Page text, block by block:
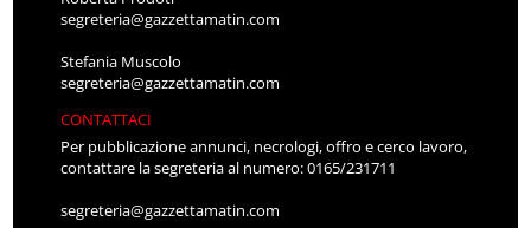
segreteria@gazzettamatin.com
Stefania Muscolo
segreteria@gazzettamatin.com
CONTATTACI
Per pubblicazione annunci, necrologi, offro e cerco lavoro,
contattare la segreteria al numero: 0165/231711
segreteria@gazzettamatin.com